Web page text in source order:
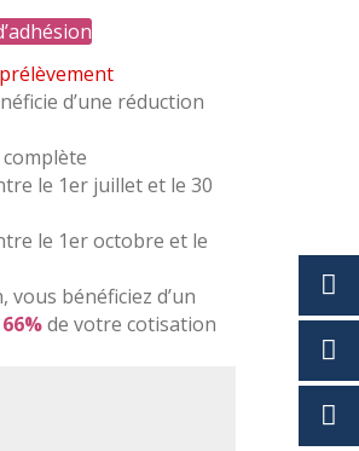
d’une réduction
le 1er juillet et le 30
le 1er octobre et le
vous bénéficiez d’un
de votre cotisation